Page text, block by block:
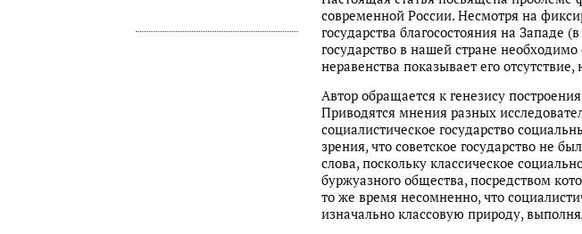
современной России. Несмотря на
государства благосостояния на Западе
государство в нашей стране
неравенства показывает его отсутствие,
Автор обращается к генезису
Приводятся мнения разных
социалистическое государство
зрения, что советское государство не
слова, поскольку классическое
буржуазного общества, посредством
то же время несомненно, что
изначально классовую природу,